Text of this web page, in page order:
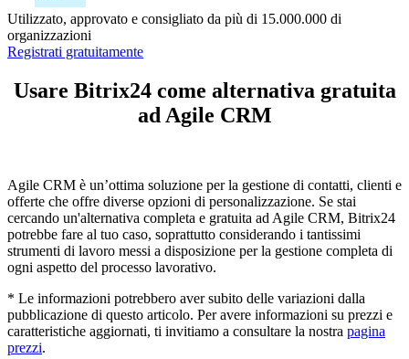
Utilizzato, approvato e consigliato da più di 15.000.000 di
organizzazioni
Registrati gratuitamente
Usare Bitrix24 come alternativa gratuita
ad Agile CRM
Agile CRM è un’ottima soluzione per la gestione di contatti, clienti e
offerte che offre diverse opzioni di personalizzazione. Se stai
cercando un'alternativa completa e gratuita ad Agile CRM, Bitrix24
potrebbe fare al tuo caso, soprattutto considerando i tantissimi
strumenti di lavoro messi a disposizione per la gestione completa di
ogni aspetto del processo lavorativo.
* Le informazioni potrebbero aver subito delle variazioni dalla
pubblicazione di questo articolo. Per avere informazioni su prezzi e
caratteristiche aggiornati, ti invitiamo a consultare la nostra pagina
prezzi.